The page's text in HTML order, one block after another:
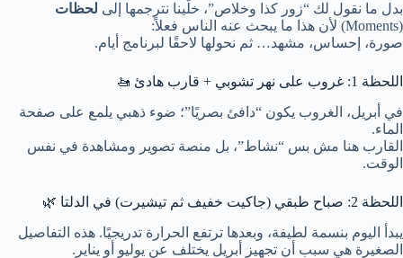
بدل ما نقول لك “زور كذا وخلاص”، خلّينا نترجمها إلى لحظات
(Moments) لأن هذا ما يبحث عنه الناس فعلاً:
صورة، إحساس، مشهد… ثم نحولها لاحقًا لبرنامج أيام.
اللحظة 1: غروب على نهر تشوبي + قارب هادئ 🚤
في أبريل، الغروب يكون “دافئ بصريًا”؛ ضوء ذهبي يلمع على صفحة
الماء.
القارب هنا مش بس “نشاط”، بل منصة تصوير ومشاهدة في نفس
الوقت.
اللحظة 2: صباح طبقي (جاكيت خفيف ثم تيشيرت) في الدلتا 🌿
يبدأ اليوم بنسمة لطيفة، وبعدها ترتفع الحرارة تدريجيًا. هذه التفاصيل
الصغيرة هي سبب أن تجهيز أبريل يختلف عن يوليو أو يناير.